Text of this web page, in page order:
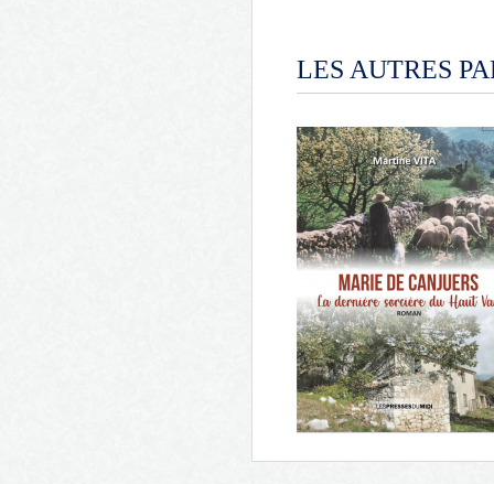
LES AUTRES